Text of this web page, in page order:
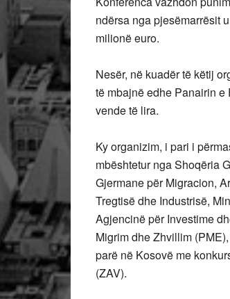
ndërsa nga pjesëmarrësit
milionë euro.
Nesër, në kuadër të këtij
të mbajnë edhe Panairin e
vende të lira.
Ky organizim, i pari i
mbështetur nga Shoqëria
Gjermane për Migracion,
Tregtisë dhe Industrisë,
Agjencinë për Investime
Migrim dhe Zhvillim
parë në Kosovë me
(ZAV).